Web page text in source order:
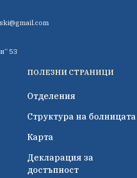
53
ПОЛЕЗНИ СТРАНИЦИ
Отделения
Структура на болницата
Карта
Декларация за
достъпност